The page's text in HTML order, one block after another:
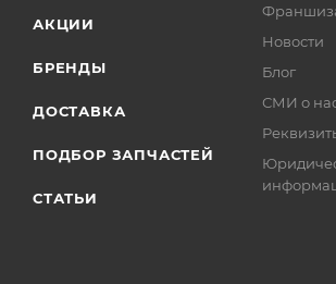
АКЦИИ
БРЕНДЫ
ДОСТАВКА
ПОДБОР ЗАПЧАСТЕЙ
СТАТЬИ
Новости
Блог
СМИ о